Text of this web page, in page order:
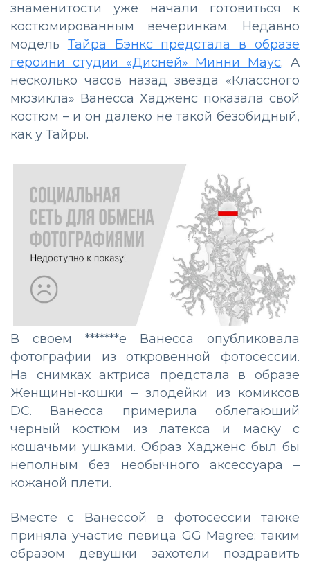
знаменитости уже начали готовиться к
костюмированным вечеринкам. Недавно
модель Тайра Бэнкс предстала в образе
героини студии «Дисней» Минни Маус. А
несколько часов назад звезда «Классного
мюзикла» Ванесса Хадженс показала свой
костюм – и он далеко не такой безобидный,
как у Тайры.
В своем *******е Ванесса опубликовала
фотографии из откровенной фотосессии.
На снимках актриса предстала в образе
Женщины-кошки – злодейки из комиксов
DC. Ванесса примерила облегающий
черный костюм из латекса и маску с
кошачьми ушками. Образ Хадженс был бы
неполным без необычного аксессуара –
кожаной плети.
Вместе с Ванессой в фотосессии также
приняла участие певица GG Magree: таким
образом девушки захотели поздравить